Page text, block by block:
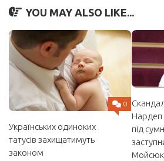
YOU MAY ALSO LIKE...
0
Українських одиноких
татусів захищатимуть
законом
Нардеп
під